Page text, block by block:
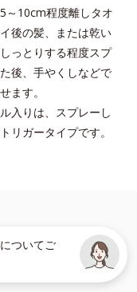
が起こらないという
～10cm程度離しタオ
後の髪、または乾い
っとりする程度スプ
後、手やくしなどで
ます。
入りは、スプレーし
リガータイプです。
ついてご